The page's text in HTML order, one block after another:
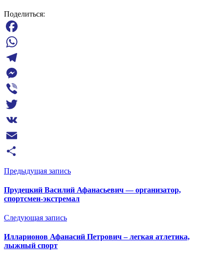
Поделиться:
Facebook
WhatsApp
Telegram
Messenger
Viber
Twitter
VK
Email
Отправить
Предыдущая запись
Прудецкий Василий Афанасьевич — организатор,
спортсмен-экстремал
Следующая запись
Илларионов Афанасий Петрович – легкая атлетика,
лыжный спорт